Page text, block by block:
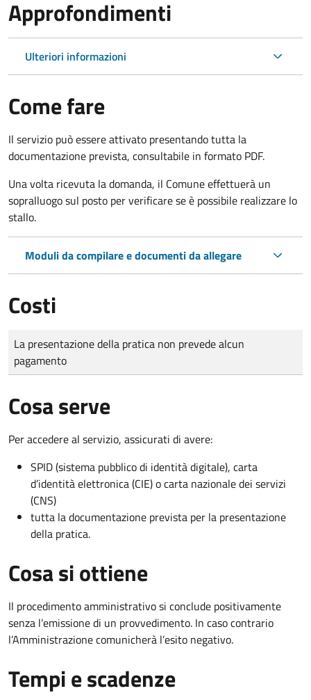
Approfondimenti
Ulteriori informazioni
Come fare
Il servizio può essere attivato presentando tutta la
documentazione prevista, consultabile in formato PDF.
Una volta ricevuta la domanda, il Comune effettuerà un
sopralluogo sul posto per verificare se è possibile realizzare lo
stallo.
Moduli da compilare e documenti da allegare
Costi
Tipo di pagamento
Importo
La presentazione della pratica non prevede alcun
pagamento
Cosa serve
Per accedere al servizio, assicurati di avere:
SPID (sistema pubblico di identità digitale), carta
d’identità elettronica (CIE) o carta nazionale dei servizi
(CNS)
tutta la documentazione prevista per la presentazione
della pratica.
Cosa si ottiene
Il procedimento amministrativo si conclude positivamente
senza l’emissione di un provvedimento. In caso contrario
l’Amministrazione comunicherà l’esito negativo.
Tempi e scadenze